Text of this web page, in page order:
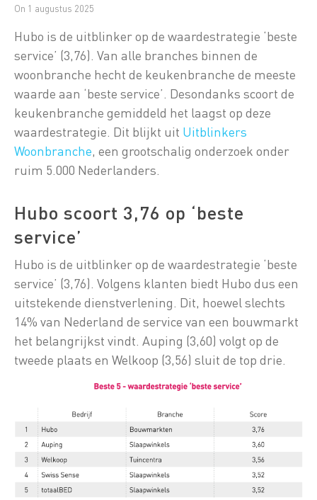
On 1 augustus 2025
Hubo is de uitblinker op de waardestrategie ‘beste
service’ (3,76). Van alle branches binnen de
woonbranche hecht de keukenbranche de meeste
waarde aan ‘beste service’. Desondanks scoort de
keukenbranche gemiddeld het laagst op deze
waardestrategie. Dit blijkt uit Uitblinkers
Woonbranche, een grootschalig onderzoek onder
ruim 5.000 Nederlanders.
Hubo scoort 3,76 op ‘beste
service’
Hubo is de uitblinker op de waardestrategie ‘beste
service’ (3,76). Volgens klanten biedt Hubo dus een
uitstekende dienstverlening. Dit, hoewel slechts
14% van Nederland de service van een bouwmarkt
het belangrijkst vindt. Auping (3,60) volgt op de
tweede plaats en Welkoop (3,56) sluit de top drie.